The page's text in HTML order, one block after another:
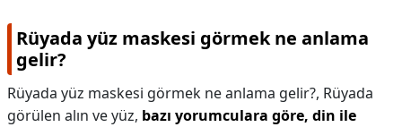
Rüyada yüz maskesi görmek ne anlama
gelir?
Rüyada yüz maskesi görmek ne anlama gelir?, Rüyada
görülen alın ve yüz, bazı yorumculara göre, din ile